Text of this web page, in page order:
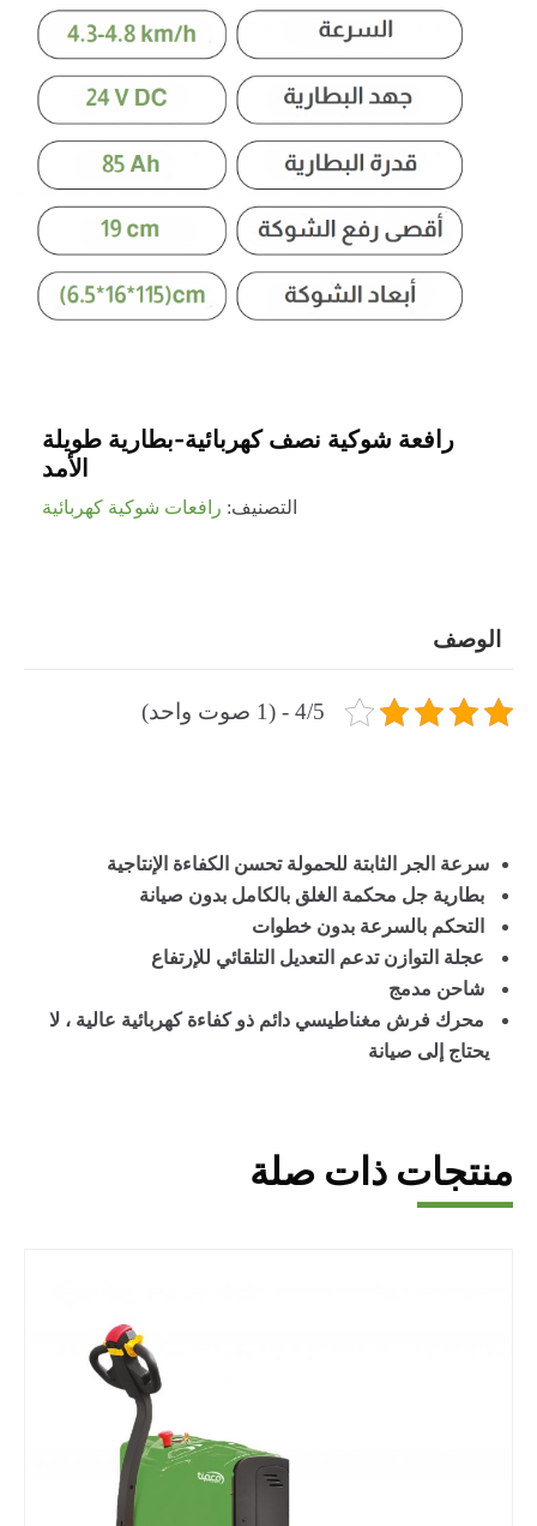
رافعة شوكية نصف كهربائية-بطارية طويلة
الأمد
التصنيف: رافعات شوكية كهربائية
الوصف
4/5 - (1 صوت واحد)
سرعة الجر الثابتة للحمولة تحسن الكفاءة الإنتاجية
بطارية جل محكمة الغلق بالكامل بدون صيانة
التحكم بالسرعة بدون خطوات
عجلة التوازن تدعم التعديل التلقائي للإرتفاع
شاحن مدمج
محرك فرش مغناطيسي دائم ذو كفاءة كهربائية عالية ، لا
يحتاج إلى صيانة
منتجات ذات صلة